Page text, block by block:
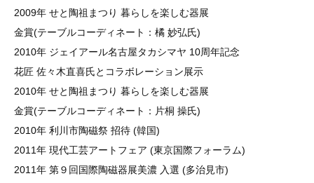
2009年 せと陶祖まつり 暮らしを楽しむ器展
金賞(テーブルコーディネート：橘 妙弘氏)
2010年 ジェイアール名古屋タカシマヤ 10周年記念
花匠 佐々木直喜氏とコラボレーション展示
2010年 せと陶祖まつり 暮らしを楽しむ器展
金賞(テーブルコーディネート：片桐 操氏)
2010年 利川市陶磁祭 招待 (韓国)
2011年 現代工芸アートフェア (東京国際フォーラム)
2011年 第９回国際陶磁器展美濃 入選 (多治見市)